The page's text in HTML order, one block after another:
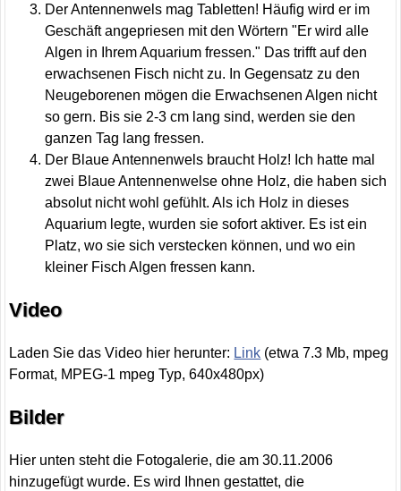
Der Antennenwels mag Tabletten! Häufig wird er im
Geschäft angepriesen mit den Wörtern "Er wird alle
Algen in Ihrem Aquarium fressen." Das trifft auf den
erwachsenen Fisch nicht zu. In Gegensatz zu den
Neugeborenen mögen die Erwachsenen Algen nicht
so gern. Bis sie 2-3 cm lang sind, werden sie den
ganzen Tag lang fressen.
Der Blaue Antennenwels braucht Holz! Ich hatte mal
zwei Blaue Antennenwelse ohne Holz, die haben sich
absolut nicht wohl gefühlt. Als ich Holz in dieses
Aquarium legte, wurden sie sofort aktiver. Es ist ein
Platz, wo sie sich verstecken können, und wo ein
kleiner Fisch Algen fressen kann.
Video
Laden Sie das Video hier herunter: Link (etwa 7.3 Mb, mpeg
Format, MPEG-1 mpeg Typ, 640x480px)
Bilder
Hier unten steht die Fotogalerie, die am 30.11.2006
hinzugefügt wurde. Es wird Ihnen gestattet, die